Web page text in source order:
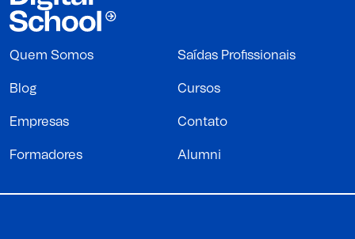
Quem Somos Saídas Profissionais
Blog Cursos
Empresas Contato
Formadores Alumni